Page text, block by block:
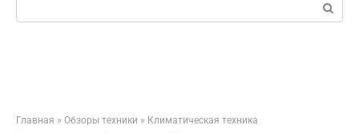
Главная » Обзоры техники » Климатическая техника